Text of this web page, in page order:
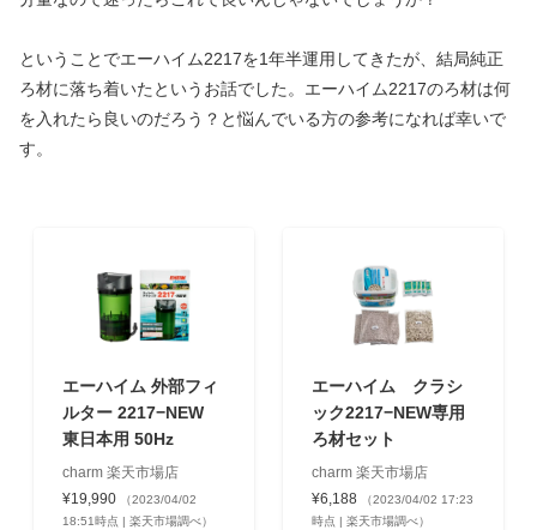
ということでエーハイム2217を1年半運用してきたが、結局純正
ろ材に落ち着いたというお話でした。エーハイム2217のろ材は何
を入れたら良いのだろう？と悩んでいる方の参考になれば幸いで
す。
エーハイム 外部フィ
ルター 2217−NEW
東日本用 50Hz
charm 楽天市場店
¥19,990
（2023/04/02
18:51時点 | 楽天市場調べ）
エーハイム クラシ
ック2217−NEW専用
ろ材セット
charm 楽天市場店
¥6,188
（2023/04/02 17:23
時点 | 楽天市場調べ）